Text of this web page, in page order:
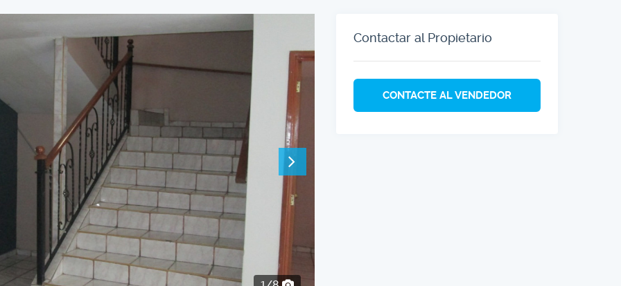
Contactar al Propietario
CONTACTE AL VENDEDOR